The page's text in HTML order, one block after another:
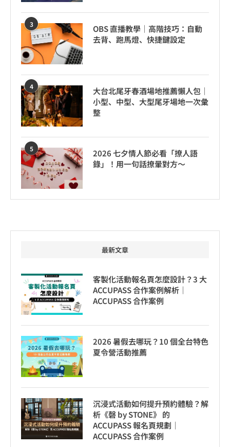
3
OBS 直播教學｜高階技巧：自動
去背、跑馬燈、快捷鍵設定
4
大台北尾牙春酒場地推薦懶人包｜
小型、中型、大型尾牙場地一次彙
整
5
2026 七夕情人節必看「撩人語
錄」！用一句話撩暈對方～
最新文章
客製化活動報名頁怎麼設計？3 大
ACCUPASS 合作案例解析｜
ACCUPASS 合作案例
2026 暑假去哪玩？10 個全台特色
夏令營活動推薦
沉浸式活動如何提升預約體驗？解
析《磬 by STONE》 的
ACCUPASS 報名頁規劃｜
ACCUPASS 合作案例